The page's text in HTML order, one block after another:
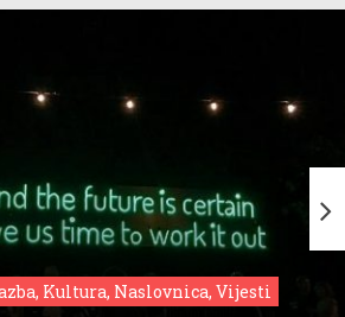
Kultura, Naslovnica, Vijesti